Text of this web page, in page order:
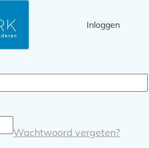
Inloggen
Wachtwoord vergeten?